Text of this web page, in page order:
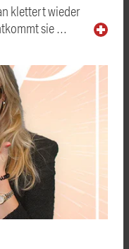
klettert wieder
sie …